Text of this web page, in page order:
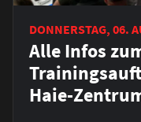
DONNERSTAG, 06.
Alle Infos
Haie-